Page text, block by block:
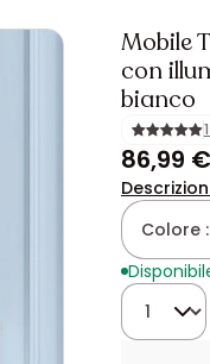
Mobile
con
bianco
86,99 €
Colore :
Quantità